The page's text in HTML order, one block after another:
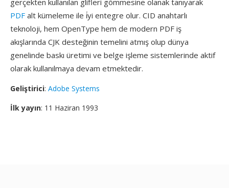
gerçekten kullanılan glifleri gömmesine olanak tanıyarak
PDF alt kümeleme ile i̇yi entegre olur. CID anahtarlı
teknoloji, hem OpenType hem de modern PDF iş
akışlarında CJK desteğinin temelini atmış olup dünya
genelinde baskı üretimi ve belge işleme sistemlerinde aktif
olarak kullanılmaya devam etmektedir.
Geliştirici: Adobe Systems
İlk yayın: 11 Haziran 1993